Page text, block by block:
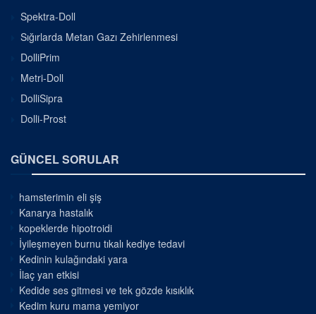
Spektra-Doll
Sığırlarda Metan Gazı Zehirlenmesi
DolliPrim
Metri-Doll
DolliSipra
Dolli-Prost
GÜNCEL SORULAR
hamsterimin eli şiş
Kanarya hastalık
kopeklerde hipotroidi
İyileşmeyen burnu tıkalı kediye tedavi
Kedinin kulağındaki yara
İlaç yan etkisi
Kedide ses gitmesi ve tek gözde kısıklık
Kedim kuru mama yemiyor